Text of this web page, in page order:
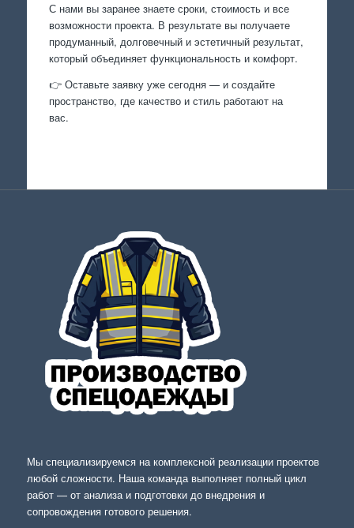
С нами вы заранее знаете сроки, стоимость и все
возможности проекта. В результате вы получаете
продуманный, долговечный и эстетичный результат,
который объединяет функциональность и комфорт.
👉 Оставьте заявку уже сегодня — и создайте
пространство, где качество и стиль работают на
вас.
Мы специализируемся на комплексной реализации проектов
любой сложности. Наша команда выполняет полный цикл
работ — от анализа и подготовки до внедрения и
сопровождения готового решения.